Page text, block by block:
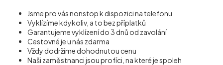
Jsme pro vás nonstop k dispozici na telefonu
Vyklízíme kdykoliv, a to bez příplatků
Garantujeme vyklízení do 3 dnů od zavolání
Cestovné je u nás zdarma
Vždy dodržíme dohodnutou cenu
Naši zaměstnanci jsou profíci, na které je spoleh